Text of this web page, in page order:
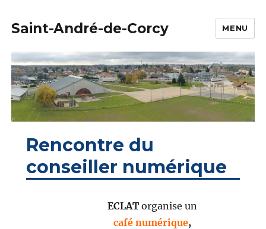
Saint-André-de-Corcy MENU
Rencontre du
conseiller numérique
ECLAT organise un
café numérique,